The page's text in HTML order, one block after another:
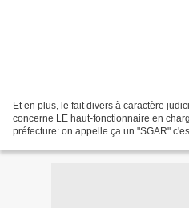
Et en plus, le fait divers à caractère
concerne LE haut-fonctionnaire en
préfecture: on appelle ça un "SGAR"